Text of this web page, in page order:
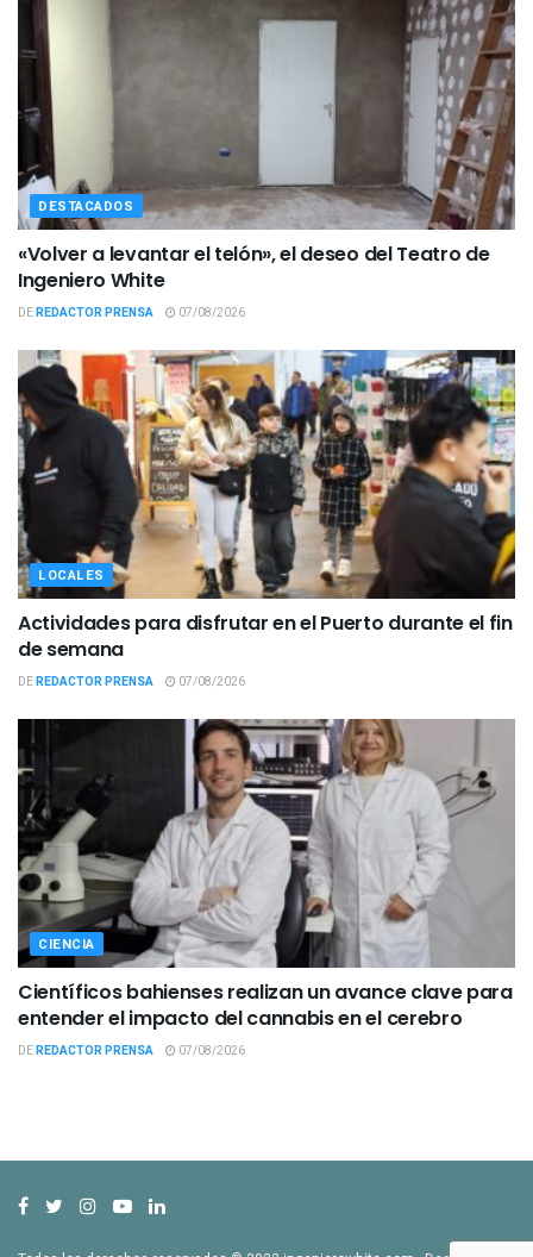
DESTACADOS
«Volver a levantar el telón», el deseo del Teatro de
Ingeniero White
DEREDACTOR PRENSA 07/08/2026
LOCALES
Actividades para disfrutar en el Puerto durante el fin
de semana
DEREDACTOR PRENSA 07/08/2026
CIENCIA
Científicos bahienses realizan un avance clave para
entender el impacto del cannabis en el cerebro
DEREDACTOR PRENSA 07/08/2026